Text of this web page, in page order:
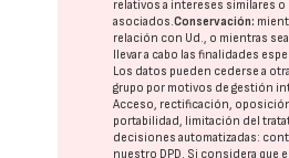
relativos a intereses similares o
asociados.Conservación:
relación con Ud., o mientras
llevar a cabo las finalidades
Los datos pueden cederse a
grupo por motivos de gestión
Acceso, rectificación,
portabilidad, limitación del
decisiones automatizadas:
nuestro DPD. Si considera que